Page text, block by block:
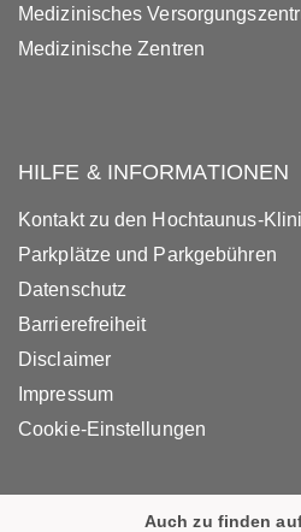
Medizinisches
Medizinische Zentren
HILFE & INFORMATIONEN
Kontakt zu den Hochtaunus-
Parkplätze und Parkgebühren
Datenschutz
Barrierefreiheit
Disclaimer
Impressum
Cookie-Einstellungen
Auch zu finden